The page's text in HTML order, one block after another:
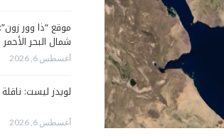
موقع “ذا وور
شمال البحر الأحمر
أغسطس 6, 2026
لويدز ليست:
أغسطس 6, 2026